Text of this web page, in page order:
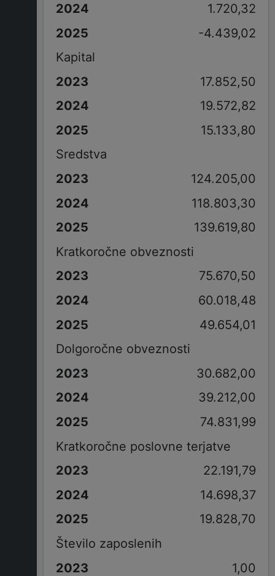
1.720,32
-4.439,02
Kapital
17.852,50
19.572,82
15.133,80
Sredstva
124.205,00
118.803,30
139.619,80
Kratkoročne obveznosti
75.670,50
60.018,48
49.654,01
Dolgoročne obveznosti
30.682,00
39.212,00
74.831,99
Kratkoročne poslovne terjatve
22.191,79
14.698,37
19.828,70
Število zaposlenih
1,00